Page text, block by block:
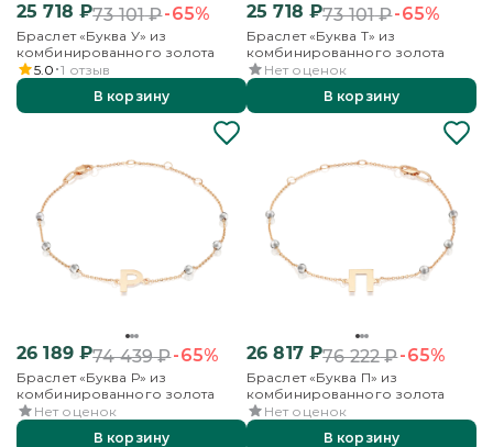
25 718 ₽73 101₽-65%
Браслет «Буква У» из
комбинированного золота
5.0 1 отзыв
В корзину
25 718 ₽73 101₽-65%
Браслет «Буква Т» из
комбинированного золота
Нет оценок
В корзину
26 189₽74 439₽-65%
Браслет «Буква Р» из
комбинированного золота
Нет оценок
В корзину
26 817₽76 222₽-65%
Браслет «Буква П» из
комбинированного золота
Нет оценок
В корзину